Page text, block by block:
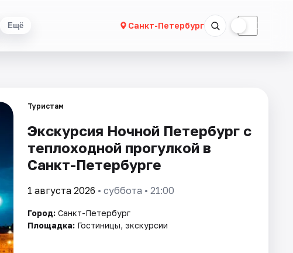
Ещё Санкт-Петербург ☾
Туристам
Экскурсия Ночной Петербург с
теплоходной прогулкой в
Санкт-Петербурге
1 августа 2026 • суббота • 21:00
Город: Санкт-Петербург
Площадка: Гостиницы, экскурсии